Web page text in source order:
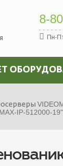
8-
Пн-
IP-512000-